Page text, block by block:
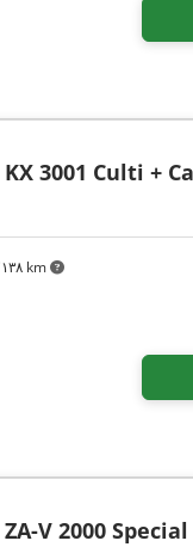
۴٬۱۳۸ km
KX 3001 Culti +
ZA-V 2000 Special